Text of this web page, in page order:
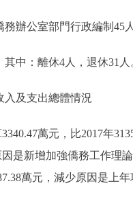
公室部門行政編制45人
中：離休4人，退休31人
及支出總體情況
萬元，比2017年
因是新增加強僑務工作理
萬元，減少原因是上